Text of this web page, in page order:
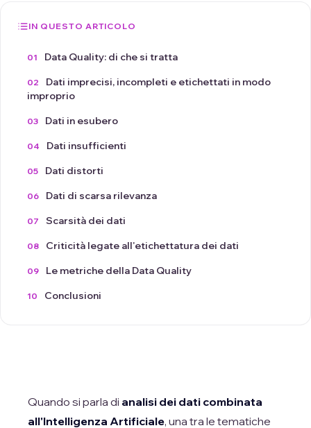
IN QUESTO ARTICOLO
Data Quality: di che si tratta
Dati imprecisi, incompleti e etichettati in modo
improprio
Dati in esubero
Dati insufficienti
Dati distorti
Dati di scarsa rilevanza
Scarsità dei dati
Criticità legate all'etichettatura dei dati
Le metriche della Data Quality
Conclusioni
Quando si parla di analisi dei dati combinata
all'Intelligenza Artificiale, una tra le tematiche